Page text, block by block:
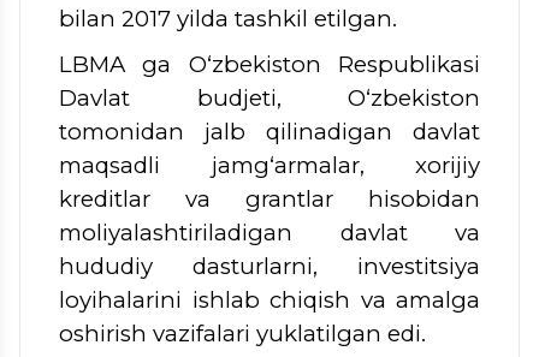
bilan 2017 yilda tashkil etilgan.
LBMA ga O‘zbekiston Respublikasi
Davlat budjeti, O‘zbekiston
tomonidan jalb qilinadigan davlat
maqsadli jamg‘armalar, xorijiy
kreditlar va grantlar hisobidan
moliyalashtiriladigan davlat va
hududiy dasturlarni, investitsiya
loyihalarini ishlab chiqish va amalga
oshirish vazifalari yuklatilgan edi.